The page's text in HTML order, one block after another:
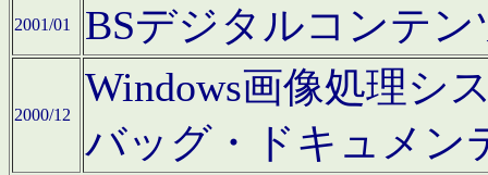
2001/01 BSデジタルコンテ
2000/12
Windows画像処理シ
バッグ・ドキュメン